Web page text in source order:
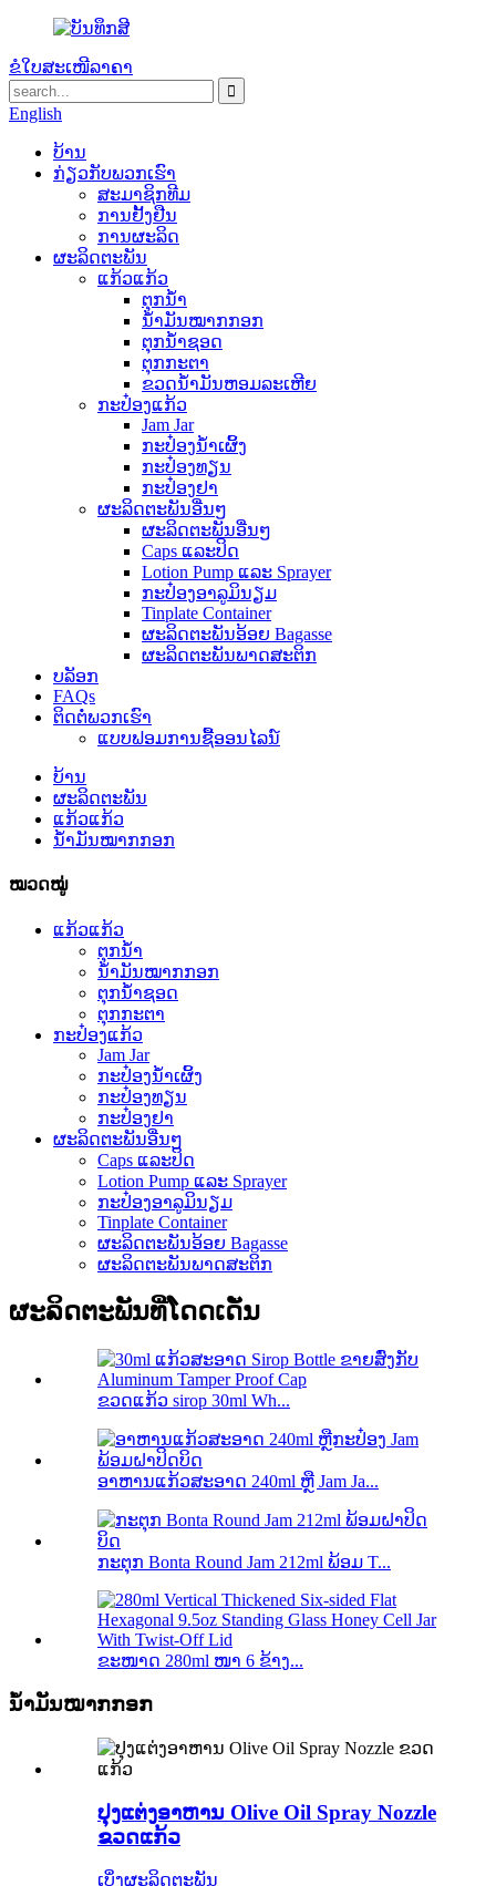
ຂໍໃບສະເໜີລາຄາ
English
ບ້ານ
ກ່ຽວ​ກັບ​ພວກ​ເຮົາ
ສະມາຊິກທີມ
ການຢັ້ງຢືນ
ການຜະລິດ
ຜະລິດຕະພັນ
ແກ້ວແກ້ວ
ຕຸກນ້ຳ
ນ້ຳມັນໝາກກອກ
ຕຸກນ້ຳຊອດ
ຕຸກກະຕາ
ຂວດນ້ໍາມັນຫອມລະເຫີຍ
ກະປ໋ອງແກ້ວ
Jam Jar
ກະປ໋ອງນໍ້າເຜິ້ງ
ກະປ໋ອງທຽນ
ກະປ໋ອງຢາ
ຜະລິດຕະພັນອື່ນໆ
ຜະລິດຕະພັນອື່ນໆ
Caps ແລະປິດ
Lotion Pump ແລະ Sprayer
ກະປ໋ອງອາລູມິນຽມ
Tinplate Container
ຜະລິດຕະພັນອ້ອຍ Bagasse
ຜະລິດຕະພັນພາດສະຕິກ
ບລັອກ
FAQs
ຕິດ​ຕໍ່​ພວກ​ເຮົາ
ແບບຟອມການຊື້ອອນໄລນ໌
ບ້ານ
ຜະລິດຕະພັນ
ແກ້ວແກ້ວ
ນ້ຳມັນໝາກກອກ
ໝວດໝູ່
ແກ້ວແກ້ວ
ຕຸກນ້ຳ
ນ້ຳມັນໝາກກອກ
ຕຸກນ້ຳຊອດ
ຕຸກກະຕາ
ກະປ໋ອງແກ້ວ
Jam Jar
ກະປ໋ອງນໍ້າເຜິ້ງ
ກະປ໋ອງທຽນ
ກະປ໋ອງຢາ
ຜະລິດຕະພັນອື່ນໆ
Caps ແລະປິດ
Lotion Pump ແລະ Sprayer
ກະປ໋ອງອາລູມິນຽມ
Tinplate Container
ຜະລິດຕະພັນອ້ອຍ Bagasse
ຜະລິດຕະພັນພາດສະຕິກ
ຜະລິດຕະພັນທີ່ໂດດເດັ່ນ
ຂວດແກ້ວ sirop 30ml Wh...
ອາຫານແກ້ວສະອາດ 240ml ຫຼື Jam Ja...
ກະຕຸກ Bonta Round Jam 212ml ພ້ອມ T...
ຂະໜາດ 280ml ໜາ 6 ຂ້າງ...
ນ້ຳມັນໝາກກອກ
ປຸງ​ແຕ່ງ​ອາ​ຫານ Olive Oil Spray Nozzle
ຂວດ​ແກ້ວ​
ເບິ່ງຜະລິດຕະພັນ